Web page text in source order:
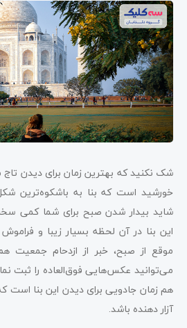
شک نکنید که بهترین زمان برای دیدن
خورشید است که بنا به باشکوه‌ترین
شاید بیدار شدن صبح برای شما کمی
این بنا در آن لحظه بسیار زیبا و
موقع از صبح، خبر از ازدحام جمعیت
می‌توانید عکس‌هایی فوق‌العاده را ثبت
هم زمان جادویی برای دیدن این بنا است
آزار دهنده باشد.